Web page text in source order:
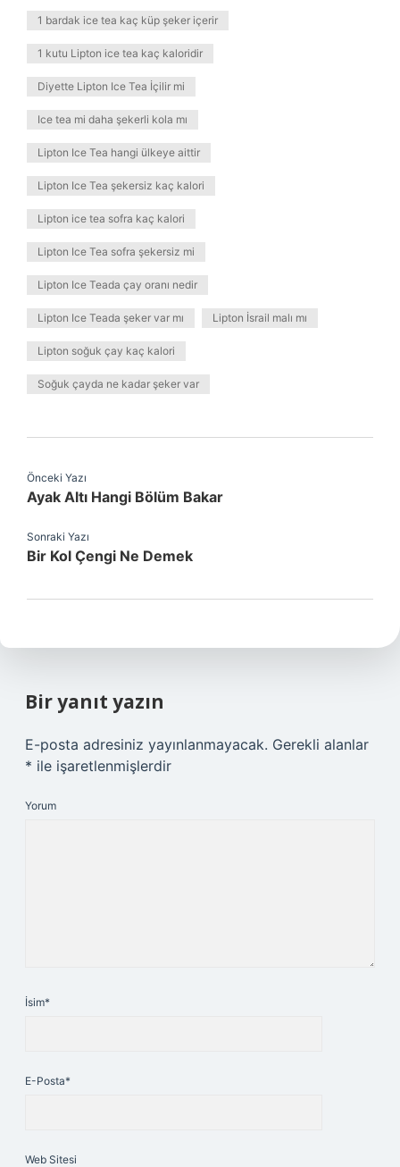
1 bardak ice tea kaç küp şeker içerir
1 kutu Lipton ice tea kaç kaloridir
Diyette Lipton Ice Tea İçilir mi
Ice tea mi daha şekerli kola mı
Lipton Ice Tea hangi ülkeye aittir
Lipton Ice Tea şekersiz kaç kalori
Lipton ice tea sofra kaç kalori
Lipton Ice Tea sofra şekersiz mi
Lipton Ice Teada çay oranı nedir
Lipton Ice Teada şeker var mı Lipton İsrail malı mı
Lipton soğuk çay kaç kalori
Soğuk çayda ne kadar şeker var
Önceki Yazı
Ayak Altı Hangi Bölüm Bakar
Sonraki Yazı
Bir Kol Çengi Ne Demek
Bir yanıt yazın
E-posta adresiniz yayınlanmayacak. Gerekli alanlar
* ile işaretlenmişlerdir
Yorum
İsim*
E-Posta*
Web Sitesi